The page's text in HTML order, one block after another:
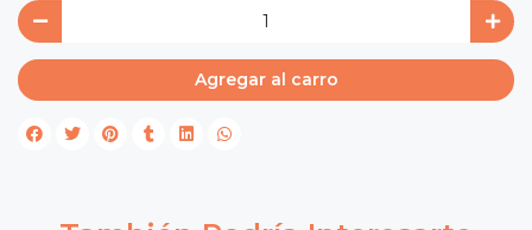
Agregar al carro